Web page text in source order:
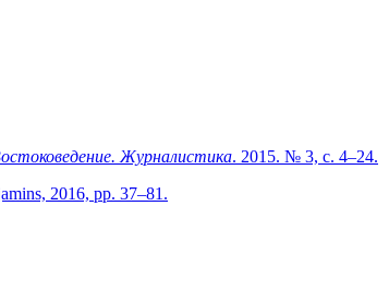
Журналистика. 2015. № 3, с. 4–24.
2016, pp. 37–81.